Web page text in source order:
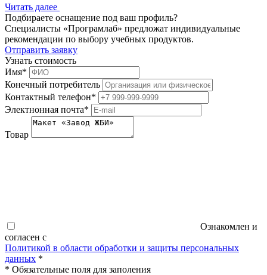
Читать далее
Подбираете оснащение под ваш профиль?
Специалисты «Програмлаб» предложат индивидуальные
рекомендации по выбору учебных продуктов.
Отправить заявку
Узнать стоимость
Имя*
Конечный потребитель
Контактный телефон*
Электнонная почта*
Товар
Ознакомлен и
согласен с
Политикой в области обработки и защиты персональных
данных *
* Обязательные поля для заполения